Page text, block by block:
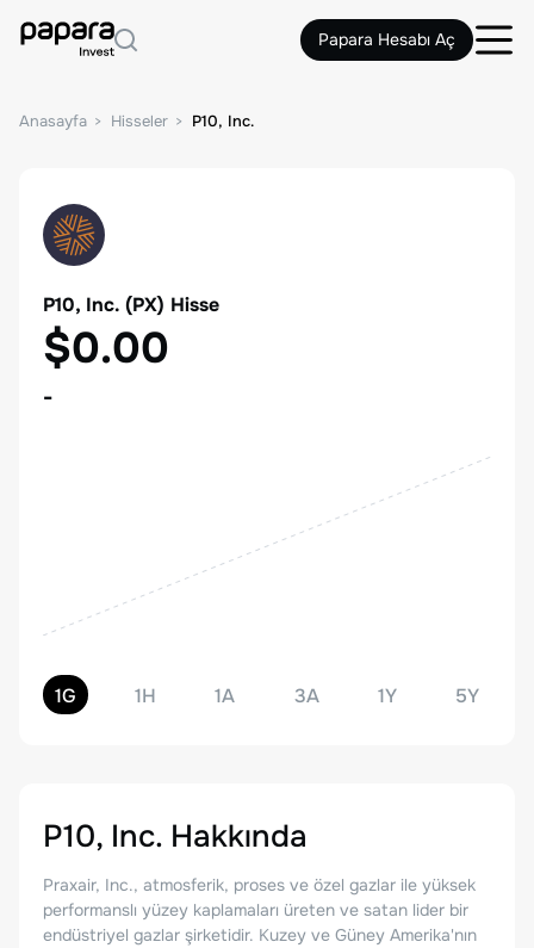
Papara Hesabı Aç
Anasayfa Hisseler P10, Inc.
P10, Inc. (PX) Hisse
$0.00
-
1G 1H 1A 3A 1Y 5Y
P10, Inc. Hakkında
Praxair, Inc., atmosferik, proses ve özel gazlar ile yüksek
performanslı yüzey kaplamaları üreten ve satan lider bir
endüstriyel gazlar şirketidir. Kuzey ve Güney Amerika'nın